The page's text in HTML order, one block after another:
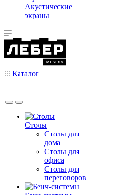
Акустические
экраны
Каталог
Столы
Столы для
дома
Столы для
офиса
Столы для
переговоров